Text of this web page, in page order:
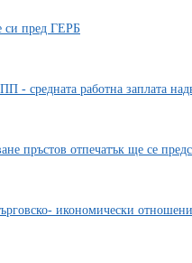
си пред ГЕРБ
- средната работна заплата
пръстов отпечатък ще се
икономически